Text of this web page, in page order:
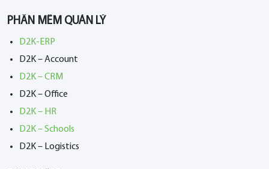
PHẦN MỀM QUẢN LÝ
D2K-ERP
D2K – Account
D2K – CRM
D2K – Office
D2K – HR
D2K – Schools
D2K – Logistics